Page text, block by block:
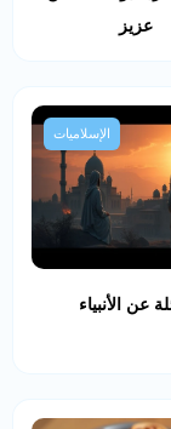
عزيز
الإسلاميات
عن الأنبياء